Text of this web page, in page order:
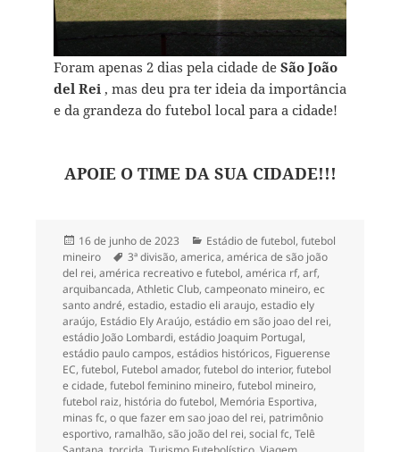
Foram apenas 2 dias pela cidade de São João
del Rei , mas deu pra ter ideia da importância
e da grandeza do futebol local para a cidade!
APOIE O TIME DA SUA CIDADE!!!
Publicado
em
16 de junho de 2023 Categorias
Estádio de futebol, futebol
mineiro
Tags
3ª divisão, america, américa de são joão
del rei, américa recreativo e futebol, américa rf, arf,
arquibancada, Athletic Club, campeonato mineiro, ec
santo andré, estadio, estadio eli araujo, estadio ely
araújo, Estádio Ely Araújo, estádio em são joao del rei,
estádio João Lombardi, estádio Joaquim Portugal,
estádio paulo campos, estádios históricos, Figuerense
EC, futebol, Futebol amador, futebol do interior, futebol
e cidade, futebol feminino mineiro, futebol mineiro,
futebol raiz, história do futebol, Memória Esportiva,
minas fc, o que fazer em sao joao del rei, patrimônio
esportivo, ramalhão, são joão del rei, social fc, Telê